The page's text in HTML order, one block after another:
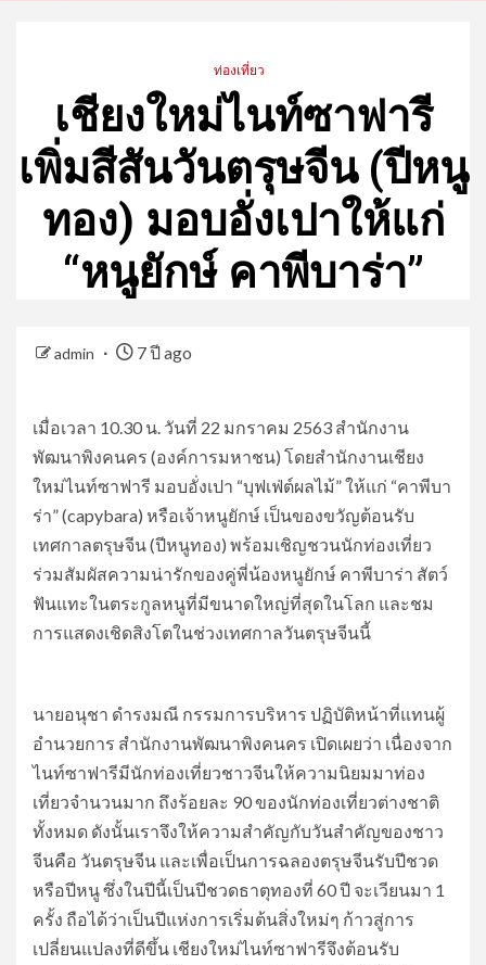
ท่องเที่ยว
เชียงใหม่ไนท์ซาฟารี
เพิ่มสีสันวันตรุษจีน (ปีหนู
ทอง) มอบอั่งเปาให้แก่
“หนูยักษ์ คาพีบาร่า”
admin 7 ปี ago
เมื่อเวลา 10.30 น. วันที่ 22 มกราคม 2563 สำนักงาน
พัฒนาพิงคนคร (องค์การมหาชน) โดยสำนักงานเชียง
ใหม่ไนท์ซาฟารี มอบอั่งเปา “บุฟเฟ่ต์ผลไม้” ให้แก่ “คาพีบา
ร่า” (capybara) หรือเจ้าหนูยักษ์ เป็นของขวัญต้อนรับ
เทศกาลตรุษจีน (ปีหนูทอง) พร้อมเชิญชวนนักท่องเที่ยว
ร่วมสัมผัสความน่ารักของคู่พี่น้องหนูยักษ์ คาพีบาร่า สัตว์
ฟันแทะในตระกูลหนูที่มีขนาดใหญ่ที่สุดในโลก และชม
การแสดงเชิดสิงโตในช่วงเทศกาลวันตรุษจีนนี้
นายอนุชา ดำรงมณี กรรมการบริหาร ปฏิบัติหน้าที่แทนผู้
อำนวยการ สำนักงานพัฒนาพิงคนคร เปิดเผยว่า เนื่องจาก
ไนท์ซาฟารีมีนักท่องเที่ยวชาวจีนให้ความนิยมมาท่อง
เที่ยวจำนวนมาก ถึงร้อยละ 90 ของนักท่องเที่ยวต่างชาติ
ทั้งหมด ดังนั้นเราจึงให้ความสำคัญกับวันสำคัญของชาว
จีนคือ วันตรุษจีน และเพื่อเป็นการฉลองตรุษจีนรับปีชวด
หรือปีหนู ซึ่งในปีนี้เป็นปีชวดธาตุทองที่ 60 ปี จะเวียนมา 1
ครั้ง ถือได้ว่าเป็นปีแห่งการเริ่มต้นสิ่งใหม่ๆ ก้าวสู่การ
เปลี่ยนแปลงที่ดีขึ้น เชียงใหม่ไนท์ซาฟารีจึงต้อนรับ